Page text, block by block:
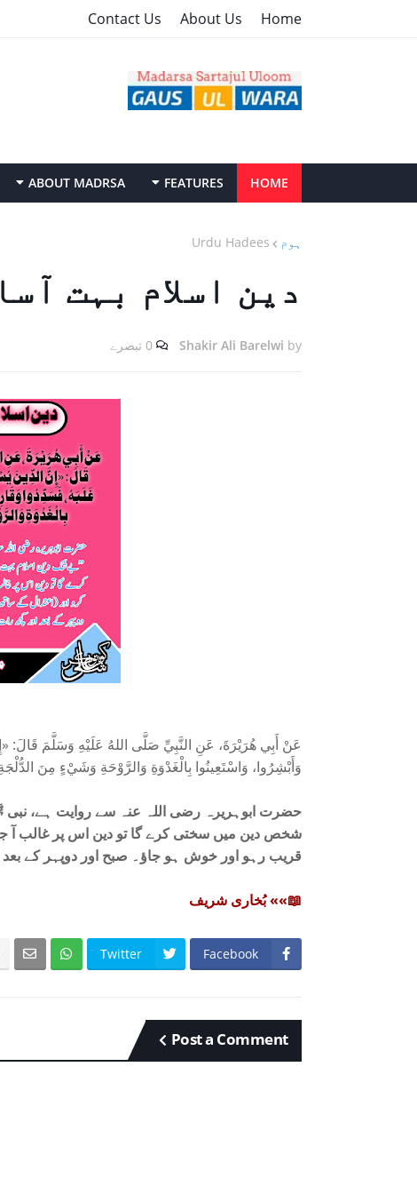
Home
About Us
Contact Us
HOME
FEATURES
ABOUT MADRSA
ہوم Urdu Hadees
دین اسلام بہت
by
Shakir Ali Barelwi 0 تبصرے
عَنْ أَبِي هُرَيْرَةَ، عَنِ النَّبِيِّ صَلَّى اللهُ عَلَيْهِ وَسَلَّمَ قَالَ:
وَأَبْشِرُوا، وَاسْتَعِينُوا بِالْغَدْوَةِ وَالرَّوْحَةِ وَشَيْءٍ مِنَ
حضرت ابوہریرہ رضی اللہ عنہ سے روایت ہے، نبی
شخص دین میں سختی کرے گا تو دین اس پر غالب آ
قریب رہو اور خوش ہو جاؤ۔ صبح اور دوپہر کے
📖»» بُخاری شریف
Facebook
Twitter
Post a Comment